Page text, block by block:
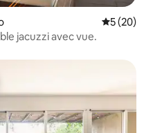
5 (20)
jacuzzi avec vue.
appréciés